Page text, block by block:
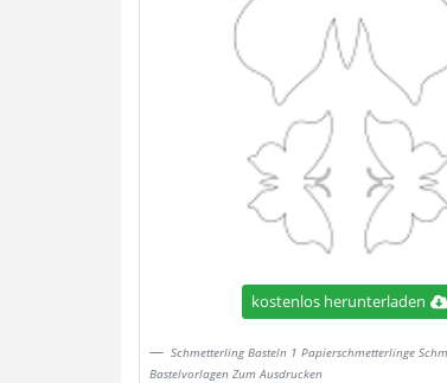
kostenlos herunterladen
Schmetterling Basteln 1 Papierschmetterlinge
Bastelvorlagen Zum Ausdrucken